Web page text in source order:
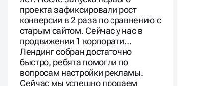
проекта зафиксировали рост
конверсии в 2 раза по сравнению с
старым сайтом. Сейчас у нас в
продвижении 1 корпорати…
Лендинг собран достаточно
быстро, ребята помогли по
вопросам настройки рекламы.
Сейчас мы успешно продаем